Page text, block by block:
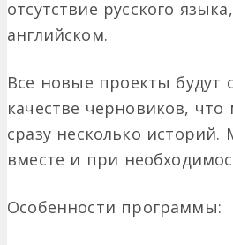
отсутствие русского
английском.
Все новые проекты будут
качестве черновиков,
сразу несколько
вместе и при
Особенности программы: